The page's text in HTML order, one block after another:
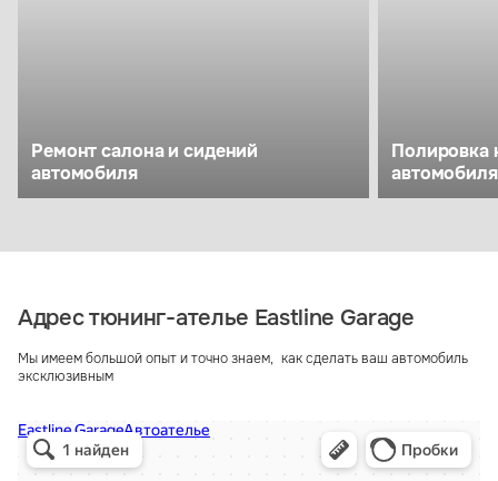
Ремонт салона и сидений
автомобиля
Полировка
автомобиля
Адрес тюнинг-ателье Eastline Garage
Мы имеем большой опыт и точно знаем, как сделать ваш автомобиль
эксклюзивным